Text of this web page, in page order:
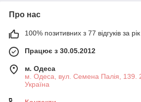
Про нас
100% позитивних з 77 відгуків за рік
Працює з 30.05.2012
м. Одеса
м. Одеса, вул. Семена Палія, 139.
Україна